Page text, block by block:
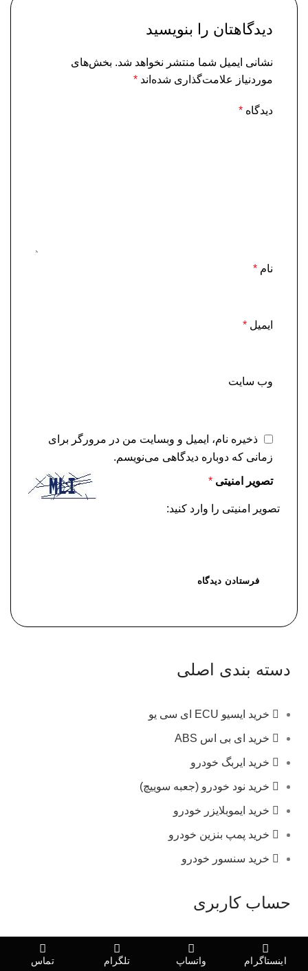
دیدگاهتان را بنویسید
نشانی ایمیل شما منتشر نخواهد شد. بخش‌های
موردنیاز علامت‌گذاری شده‌اند *
دیدگاه *
نام *
ایمیل *
وب‌ سایت
ذخیره نام، ایمیل و وبسایت من در مرورگر برای
زمانی که دوباره دیدگاهی می‌نویسم.
تصویر امنیتی *
تصویر امنیتی را وارد کنید:
دسته بندی اصلی
خرید ایسیو ECU ای سی یو
خرید ای بی اس ABS
خرید ایربگ خودرو
خرید نود خودرو (جعبه سوییچ)
خرید ایموبلایزر خودرو
خرید پمپ بنزین خودرو
خرید سنسور خودرو
حساب کاربری
درباره ما
اینستاگرام واتساپ تلگرام تماس